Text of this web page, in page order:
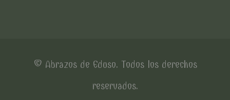
© Abrazos de Eduso. Todos los derechos
reservados.